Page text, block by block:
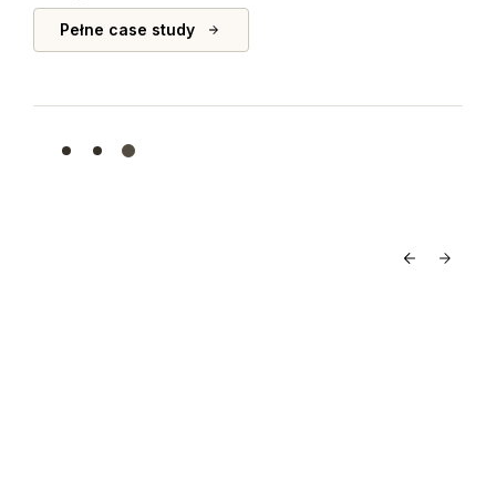
Pełne case study